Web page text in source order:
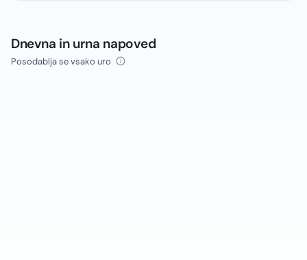
Dnevna in urna napoved
Posodablja se vsako uro